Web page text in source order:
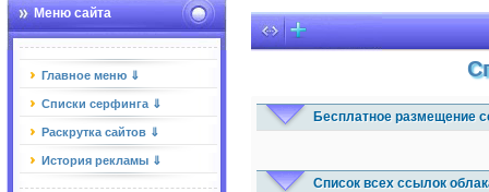
Меню сайта
Главное меню ⇓
Списки серфинга ⇓
Раскрутка сайтов ⇓
История рекламы ⇓
Бесплатное размещение
Список всех ссылок